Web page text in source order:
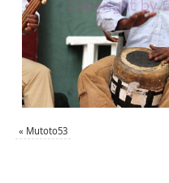
« Mutoto53